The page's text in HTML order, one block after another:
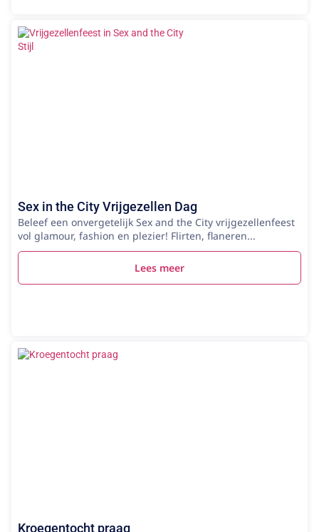
Sex in the City Vrijgezellen Dag
Beleef een onvergetelijk Sex and the City vrijgezellenfeest
vol glamour, fashion en plezier! Flirten, flaneren...
Lees meer
Kroegentocht praag